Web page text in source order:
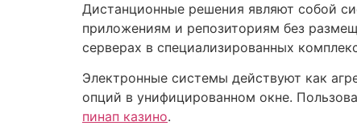
Дистанционные решения являют собой
приложениям и репозиториям без
серверах в специализированных
Электронные системы действуют как
опций в унифицированном окне.
пинап казино.